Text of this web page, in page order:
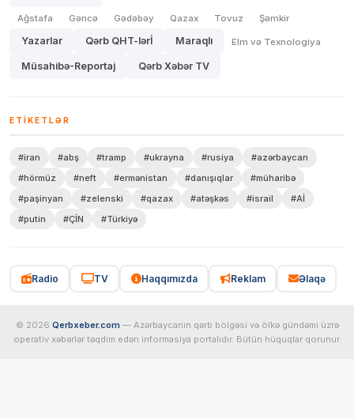
Ağstafa Gəncə Gədəbəy Qazax Tovuz Şəmkir
Yazarlar Qərb QHT-lərİ Maraqlı Elm və Texnologiya
Müsahibə-Reportaj Qərb Xəbər TV
ETIKETLƏR
#iran #abş #tramp #ukrayna #rusiya
#azərbaycan
#hörmüz
#neft #ermənistan #danışıqlar
#müharibə
#paşinyan
#zelenski #qazax #atəşkəs #israil
#Aİ
#putin
#ÇİN #Türkiyə
Radio TV Haqqımızda Reklam Əlaqə
© 2026 Qerbxeber.com — Azərbaycanın qərb bölgəsi və ölkə gündəmi üzrə
operativ xəbərlər təqdim edən informasiya portalıdır. Bütün hüquqlar qorunur.